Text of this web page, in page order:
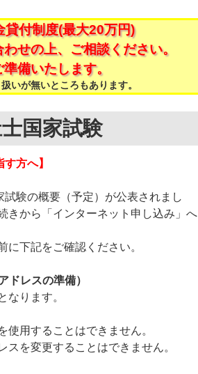
貸付制度(最大20万円)
せの上、ご相談ください。
備いたします。
いが無いところもあります。
国家試験
方へ】
験の概要（予定）が公表されまし
きから「インターネット申し込み」へ
に下記をご確認ください。
ドレスの準備）
なります。
用することはできません。
を変更することはできません。